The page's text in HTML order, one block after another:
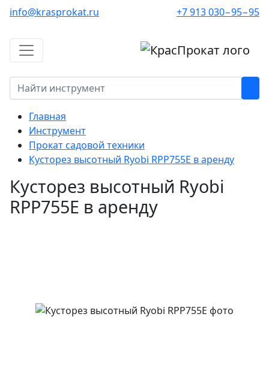
info@krasprokat.ru +7 913 030−95−95
Главная
Инструмент
Прокат садовой техники
Кусторез высотный Ryobi RPP755E в аренду
Кусторез высотный Ryobi
RPP755E в аренду